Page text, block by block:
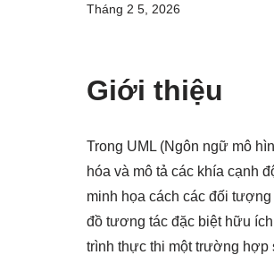
Tháng 2 5, 2026
Giới thiệu
Trong UML (Ngôn ngữ mô
hóa và mô tả các khía cạnh
minh họa cách các đối
đồ tương tác đặc biệt hữu
trình thực thi một trường hợp